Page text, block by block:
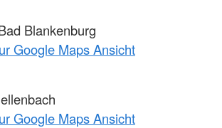
Blankenburg
Google Maps Ansicht
Google Maps Ansicht